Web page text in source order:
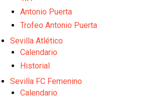
Opinión | "Carta abierta a Alberto
El Sevilla oficializa el traspaso de
Diomande ya es madridista
Antonio Puerta
Trofeo Antonio Puerta
Sevilla Atlético
Calendario
Historial
Sevilla FC Femenino
Calendario